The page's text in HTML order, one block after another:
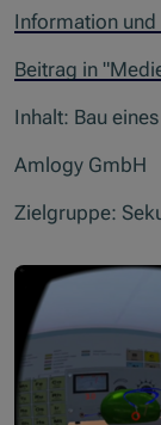
Information
Beitrag in
Inhalt: Bau
Amlogy GmbH
Zielgruppe: